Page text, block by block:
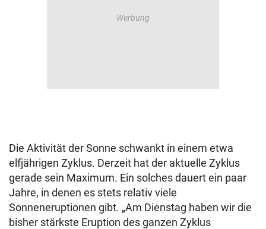
Die Aktivität der Sonne schwankt in einem etwa
elfjährigen Zyklus. Derzeit hat der aktuelle Zyklus
gerade sein Maximum. Ein solches dauert ein paar
Jahre, in denen es stets relativ viele
Sonneneruptionen gibt. „Am Dienstag haben wir die
bisher stärkste Eruption des ganzen Zyklus